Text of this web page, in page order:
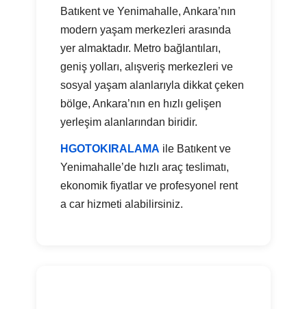
Batıkent ve Yenimahalle, Ankara’nın
modern yaşam merkezleri arasında
yer almaktadır. Metro bağlantıları,
geniş yolları, alışveriş merkezleri ve
sosyal yaşam alanlarıyla dikkat çeken
bölge, Ankara’nın en hızlı gelişen
yerleşim alanlarından biridir.
HGOTOKIRALAMA ile Batıkent ve
Yenimahalle’de hızlı araç teslimatı,
ekonomik fiyatlar ve profesyonel rent
a car hizmeti alabilirsiniz.